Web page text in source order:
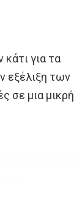
για τα
εξέλιξη των
σε μια μικρή